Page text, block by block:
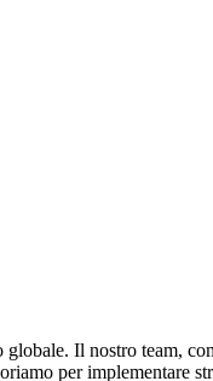
Il nostro team,
per implementare